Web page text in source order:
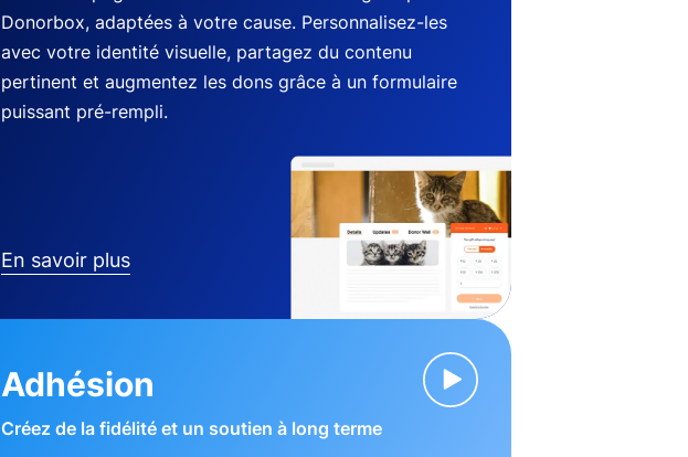
Donorbox, adaptées à votre cause. Personnalisez-les
avec votre identité visuelle, partagez du contenu
pertinent et augmentez les dons grâce à un formulaire
puissant pré-rempli.
En savoir plus
Adhésion
Créez de la fidélité et un soutien à long terme